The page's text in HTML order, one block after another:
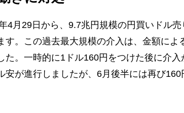
4月29日から、9.7兆円規模の円買いドル売
す。この過去最大規模の介入は、金額によ
た。一時的に1ドル160円をつけた後に介
安が進行しましたが、6月後半には再び160